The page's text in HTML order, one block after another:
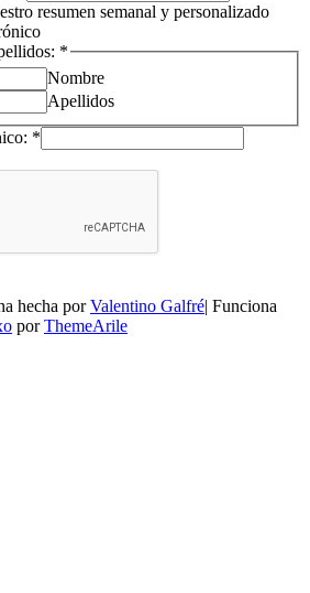
resumen semanal y personalizado
*
Nombre
Apellidos
*
hecha porValentino Galfré| Funciona
porThemeArile